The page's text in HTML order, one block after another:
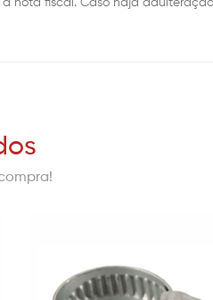
fiscal. Caso haja